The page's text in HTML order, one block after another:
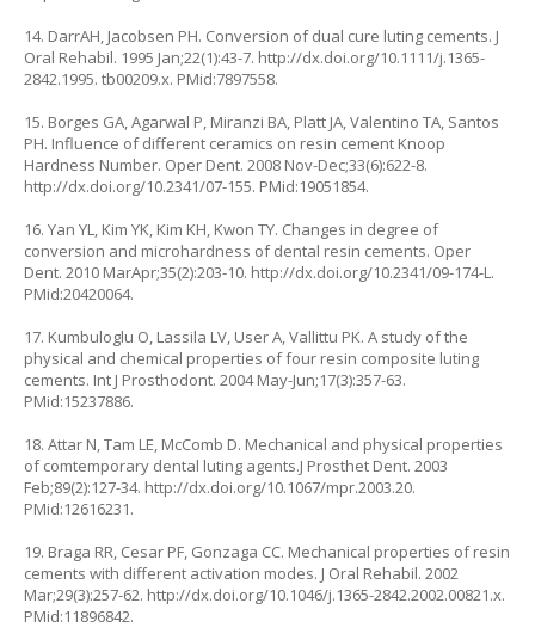
14. DarrAH, Jacobsen PH. Conversion of dual cure luting cements. J
Oral Rehabil. 1995 Jan;22(1):43-7. http://dx.doi.org/10.1111/j.1365-
2842.1995. tb00209.x. PMid:7897558.
15. Borges GA, Agarwal P, Miranzi BA, Platt JA, Valentino TA, Santos
PH. Influence of different ceramics on resin cement Knoop
Hardness Number. Oper Dent. 2008 Nov-Dec;33(6):622-8.
http://dx.doi.org/10.2341/07-155. PMid:19051854.
16. Yan YL, Kim YK, Kim KH, Kwon TY. Changes in degree of
conversion and microhardness of dental resin cements. Oper
Dent. 2010 MarApr;35(2):203-10. http://dx.doi.org/10.2341/09-174-L.
PMid:20420064.
17. Kumbuloglu O, Lassila LV, User A, Vallittu PK. A study of the
physical and chemical properties of four resin composite luting
cements. Int J Prosthodont. 2004 May-Jun;17(3):357-63.
PMid:15237886.
18. Attar N, Tam LE, McComb D. Mechanical and physical properties
of comtemporary dental luting agents.J Prosthet Dent. 2003
Feb;89(2):127-34. http://dx.doi.org/10.1067/mpr.2003.20.
PMid:12616231.
19. Braga RR, Cesar PF, Gonzaga CC. Mechanical properties of resin
cements with different activation modes. J Oral Rehabil. 2002
Mar;29(3):257-62. http://dx.doi.org/10.1046/j.1365-2842.2002.00821.x.
PMid:11896842.